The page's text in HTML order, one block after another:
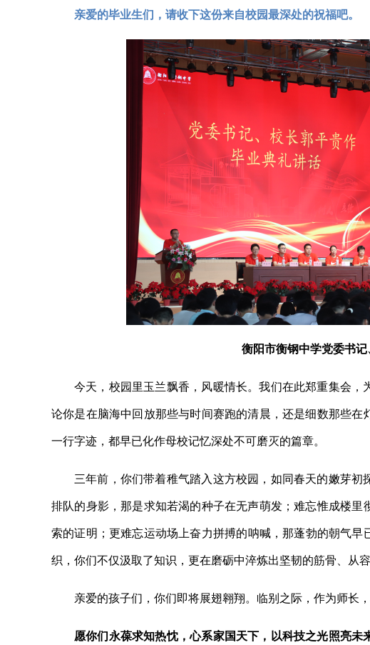
亲爱的毕业生们，请收下这份来自校园最深处的祝福吧。
衡阳市衡钢中学党委书
今天，校园里玉兰飘香，风暖情长。我们在此郑重集会
论你是在脑海中回放那些与时间赛跑的清晨，还是细数那些
一行字迹，都早已化作母校记忆深处不可磨灭的篇章。
三年前，你们带着稚气踏入这方校园，如同春天的嫩芽
排队的身影，那是求知若渴的种子在无声萌发；难忘惟成楼
索的证明；更难忘运动场上奋力拼搏的呐喊，那蓬勃的朝气
织，你们不仅汲取了知识，更在磨砺中淬炼出坚韧的筋骨、从
亲爱的孩子们，你们即将展翅翱翔。临别之际，作为师长
愿你们永葆求知热忱，心系家国天下，以科技之光照亮未